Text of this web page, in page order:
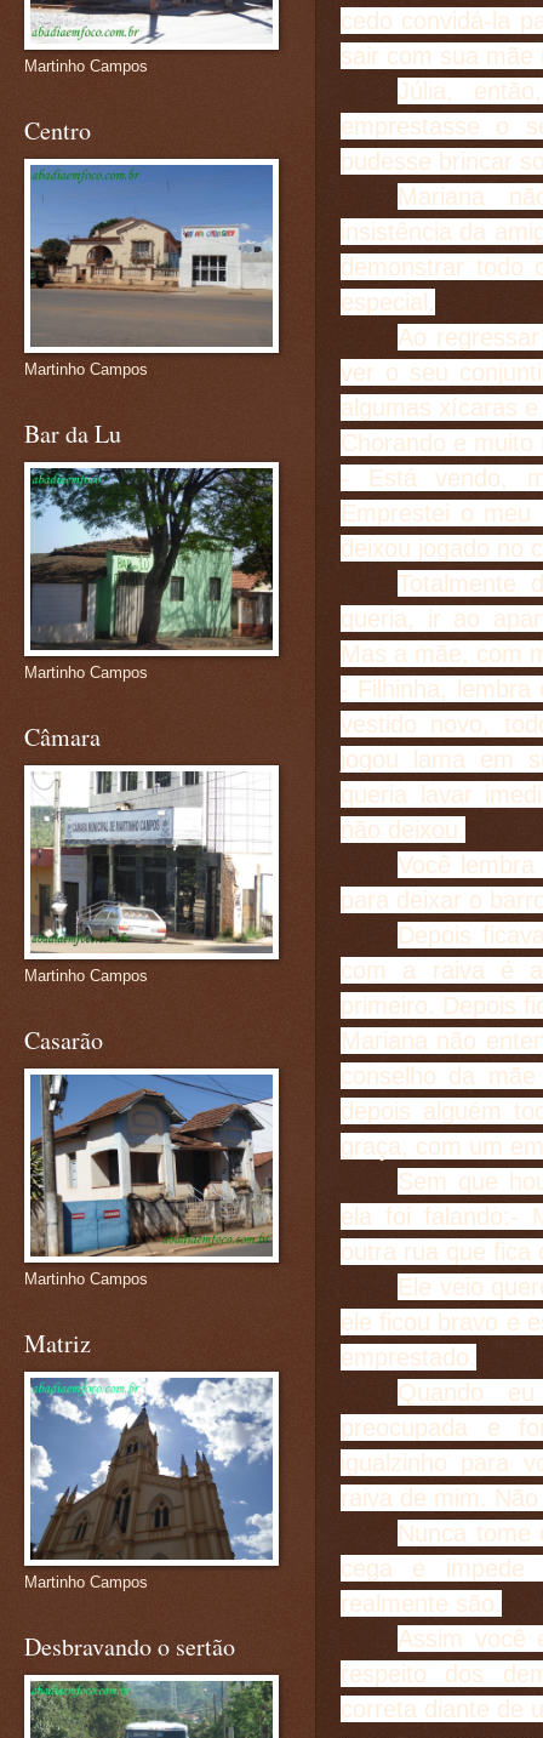
cedo convidá-la
sair com sua mãe
Júlia,
emprestasse o
pudesse brincar
Mariana
insistência da
demonstrar todo
especial.
Ao
ver o seu
algumas xícaras
Chorando e
- Está vendo,
Emprestei o
deixou jogado no
Totalmente
queria, ir ao
Mas a mãe, com
- Filhinha, lembra
vestido novo,
jogou lama em
queria lavar
não deixou.
Você
para deixar o
Depois
com a raiva é
primeiro. Depois
Mariana não
conselho da
depois alguém
graça, com um
Sem que
ela foi falando:-
outra rua que fica
Ele veio
ele ficou bravo e
emprestado.
Quando
preocupada e
igualzinho para
raiva de mim.
Nunca tome
cega e impede
realmente são.
Assim você
respeito dos
correta diante de
Martinho Campos
Centro
Martinho Campos
Bar da Lu
Martinho Campos
Câmara
Martinho Campos
Casarão
Martinho Campos
Matriz
Martinho Campos
Desbravando o sertão